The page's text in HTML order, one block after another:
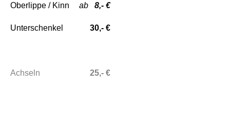
Oberlippe / Kinn ab 8,- €
Unterschenkel 30,- €
Achseln 25,- €